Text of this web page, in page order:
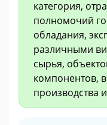
категория,
полномочий
обладания,
различными
сырья,
компонентов,
производства